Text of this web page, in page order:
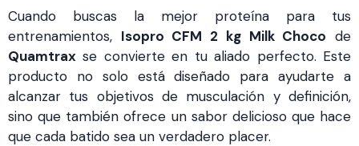
Cuando buscas la mejor proteína para tus
entrenamientos, Isopro CFM 2 kg Milk Choco de
Quamtrax se convierte en tu aliado perfecto. Este
producto no solo está diseñado para ayudarte a
alcanzar tus objetivos de musculación y definición,
sino que también ofrece un sabor delicioso que hace
que cada batido sea un verdadero placer.